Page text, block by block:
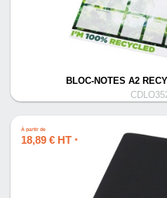
BLOC-NOTES A2
À partir de
18,89 € HT *